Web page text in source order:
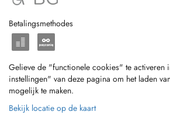
Betalingsmethodes
Gelieve de "functionele cookies" te activeren
instellingen" van deze pagina om het laden
mogelijk te maken.
Bekijk locatie op de kaart